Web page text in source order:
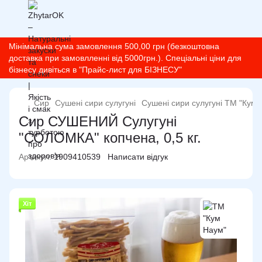
Мінімальна сума замовлення 500,00 грн (безкоштовна
доставка при замовлленні від 5000грн.). Спеціальні ціни для
бізнесу дивіться в "Прайс-лист для БІЗНЕСУ"
Сир Сушені сири сулугуні Сушені сири сулугуні ТМ "Кум
Сир СУШЕНИЙ Сулугуні
"СОЛОМКА" копчена, 0,5 кг.
Артикул:1909410539 Написати відгук
Хіт